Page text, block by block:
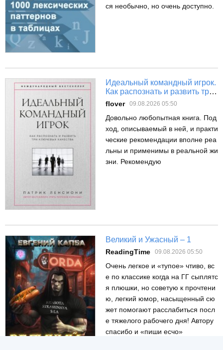
ся необычно, но очень доступно.
Идеальный командный игрок.
Как распознать и развить три
ключевых качества
flover 09.08.2026 05:50
Довольно любопытная книга. Под
ход, описываемый в ней, и практи
ческие рекомендации вполне реа
льны и применимы в реальной жи
зни. Рекомендую
Великий и Ужасный – 1
ReadingTime 09.08.2026 05:50
Очень легкое и «тупое» чтиво, вс
е по классике когда на ГГ сыплятс
я плюшки, но советую к прочтени
ю, легкий юмор, насыщенный сю
жет помогают расслабиться посл
е тяжелого рабочего дня! Автору
спасибо и «пиши есчо»